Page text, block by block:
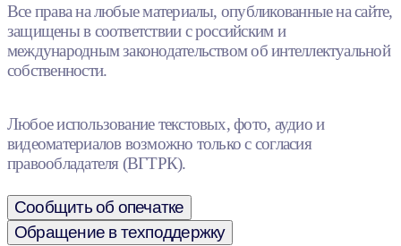
Все права на любые материалы, опубликованные на сайте,
защищены в соответствии с российским и
международным законодательством об интеллектуальной
собственности.
Любое использование текстовых, фото, аудио и
видеоматериалов возможно только с согласия
правообладателя (ВГТРК).
Сообщить об опечатке
Обращение в техподдержку